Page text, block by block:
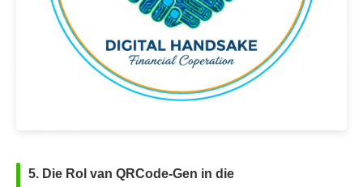
5. Die Rol van QRCode-Gen in die